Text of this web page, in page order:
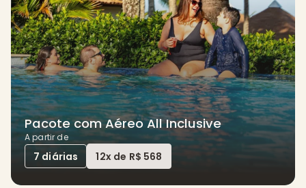
Pacote com Aéreo All Inclusive
A partir de
7 diárias 12x de R$ 568